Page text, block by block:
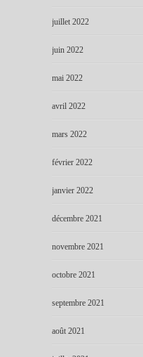
juillet 2022
juin 2022
mai 2022
avril 2022
mars 2022
février 2022
janvier 2022
décembre 2021
novembre 2021
octobre 2021
septembre 2021
août 2021